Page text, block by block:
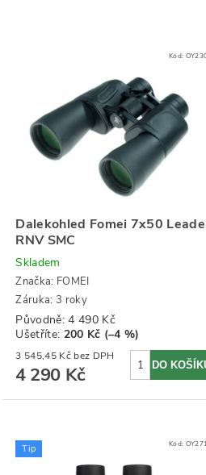
Kód:
Dalekohled Fomei 7x50
RNV SMC
Skladem
Značka: FOMEI
Záruka: 3 roky
Původně:4 490 Kč
Ušetříte: 200 Kč (–4 %)
3 545,45 Kč bez DPH
4 290 Kč
Tip Kód: